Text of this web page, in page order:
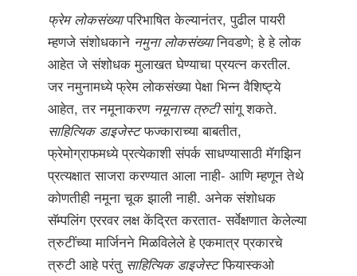
फ्रेम लोकसंख्यापरिभाषित केल्यानंतर, पुढील पायरी
म्हणजे संशोधकाने नमुना लोकसंख्यानिवडणे; हे हे लोक
आहेत जे संशोधक मुलाखत घेण्याचा प्रयत्न करतील.
जर नमुनामध्ये फ्रेम लोकसंख्या पेक्षा भिन्न वैशिष्ट्ये
आहेत, तर नमूनाकरण नमूनास त्रुटीसांगू शकते.
साहित्यिक डाइजेस्टफज्काराच्या बाबतीत,
फ्रेमोग्राफमध्ये प्रत्येकाशी संपर्क साधण्यासाठी मॅगझिन
प्रत्यक्षात साजरा करण्यात आला नाही- आणि म्हणून तेथे
कोणतीही नमूना चूक झाली नाही. अनेक संशोधक
सॅम्पलिंग एररवर लक्ष केंद्रित करतात- सर्वेक्षणात केलेल्या
त्रुटींच्या मार्जिनने मिळविलेले हे एकमात्र प्रकारचे
त्रुटी आहे परंतु साहित्यिक डाइजेस्टफियास्कओ